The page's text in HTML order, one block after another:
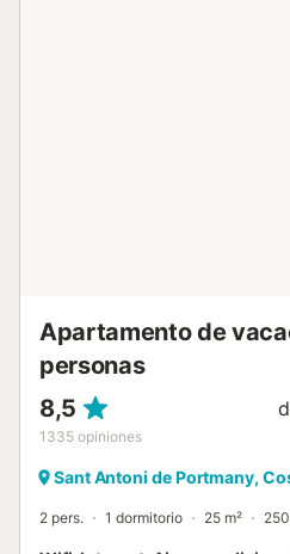
Apartamento de
personas
8,5
1335 opiniones
Sant Antoni de Portmany,
2 pers. 1 dormitorio 25 m²